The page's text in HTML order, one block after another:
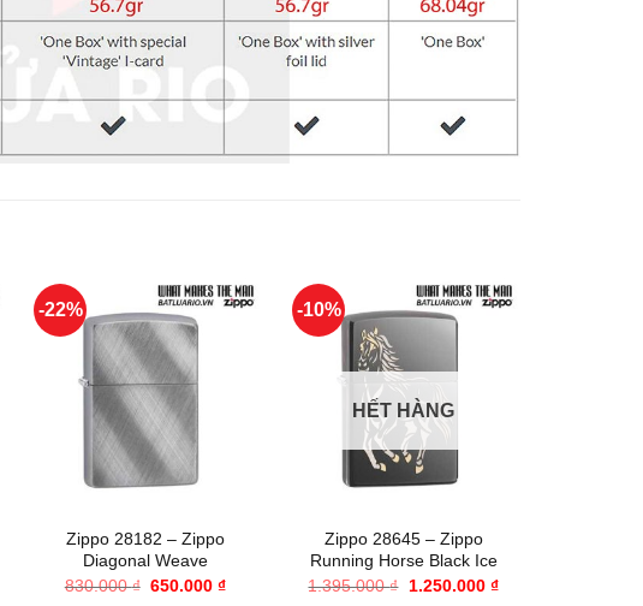
-22%
Zippo 28182 – Zippo
Diagonal Weave
830.000₫ Giá
650.000₫Giá
-10%
HẾT HÀNG
Zippo 28645 – Zippo
Running Horse Black Ice
1.395.000₫ Giá
1.250.000 ₫Giá